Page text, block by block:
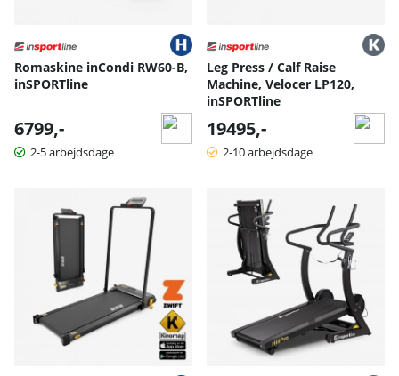
Romaskine inCondi RW60-B,
inSPORTline
6799,-
2-5 arbejdsdage
Leg Press / Calf Raise
Machine, Velocer LP120,
inSPORTline
19495,-
2-10 arbejdsdage